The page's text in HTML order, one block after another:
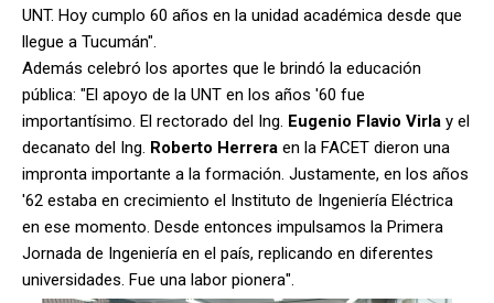
UNT. Hoy cumplo 60 años en la unidad académica desde que
llegue a Tucumán".
Además celebró los aportes que le brindó la educación
pública: "El apoyo de la UNT en los años '60 fue
importantísimo. El rectorado del Ing. Eugenio Flavio Virla y el
decanato del Ing. Roberto Herrera en la FACET dieron una
impronta importante a la formación. Justamente, en los años
'62 estaba en crecimiento el Instituto de Ingeniería Eléctrica
en ese momento. Desde entonces impulsamos la Primera
Jornada de Ingeniería en el país, replicando en diferentes
universidades. Fue una labor pionera".